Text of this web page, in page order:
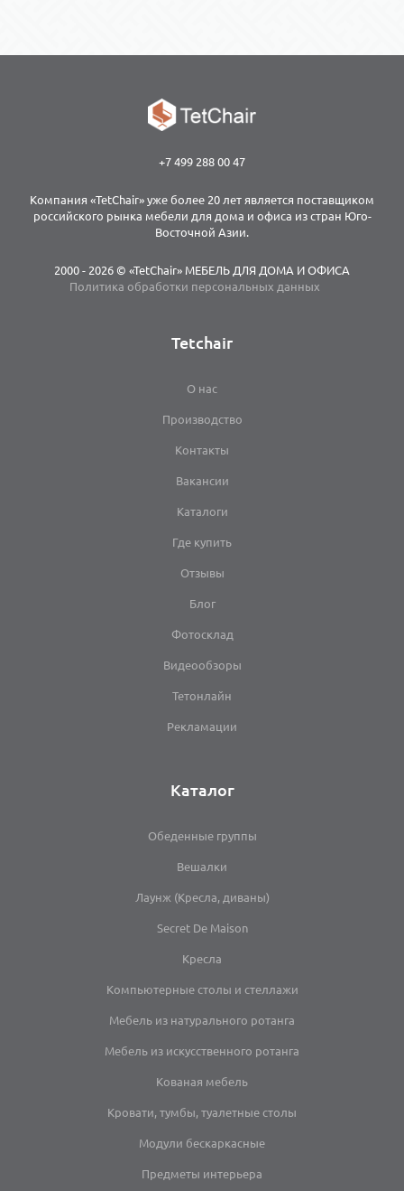
+7 499 288 00 47
Компания «TetChair» уже более 20 лет является поставщиком
российского рынка мебели для дома и офиса из стран Юго-
Восточной Азии.
2000 - 2026 © «TetChair» МЕБЕЛЬ ДЛЯ ДОМА И ОФИСА
Политика обработки персональных данных
Tetchair
О нас
Производство
Контакты
Вакансии
Каталоги
Где купить
Отзывы
Блог
Фотосклад
Видеообзоры
Тетонлайн
Рекламации
Каталог
Обеденные группы
Вешалки
Лаунж (Кресла, диваны)
Secret De Maison
Кресла
Компьютерные столы и стеллажи
Мебель из натурального ротанга
Мебель из искусственного ротанга
Кованая мебель
Кровати, тумбы, туалетные столы
Модули бескаркасные
Предметы интерьера